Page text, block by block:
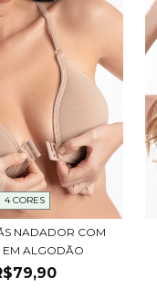
4 CORES
NADADOR COM
EM ALGODÃO